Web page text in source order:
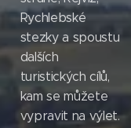
Rychlebské
stezky a spoustu
dalších
turistických cílů,
kam se můžete
vypravit na výlet.